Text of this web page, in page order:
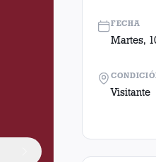
FECHA
Martes,
Visitante